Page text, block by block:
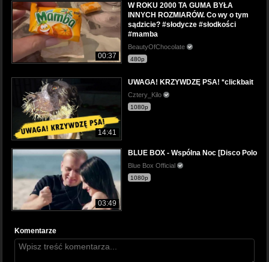
00:37
W ROKU 2000 TA GUMA BYŁA
INNYCH ROZMIARÓW. Co wy o tym
sądzicie? #słodycze #słodkości
#mamba
BeautyOfChocolate
480p
14:41
UWAGA! KRZYWDZĘ PSA! *clickbait
Cztery_Kilo
1080p
03:49
BLUE BOX - Wspólna Noc [Disco Polo
Blue Box Official
1080p
Komentarze